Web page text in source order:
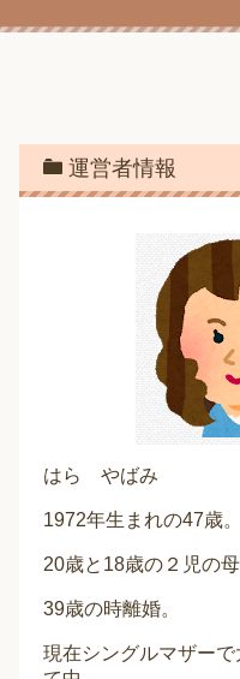
運営者情報
はら やばみ
1972年生まれの47歳。
20歳と18歳の２児の母
39歳の時離婚。
現在シングルマザー